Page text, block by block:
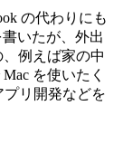
の代わりにも
いたが、外出
例えば家の中
を使いたく
プリ開発などを